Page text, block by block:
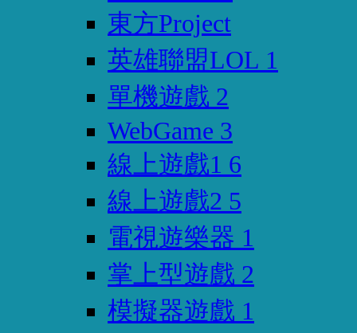
東方Project
英雄聯盟LOL 1
單機遊戲 2
WebGame 3
線上遊戲1 6
線上遊戲2 5
電視遊樂器 1
掌上型遊戲 2
模擬器遊戲 1